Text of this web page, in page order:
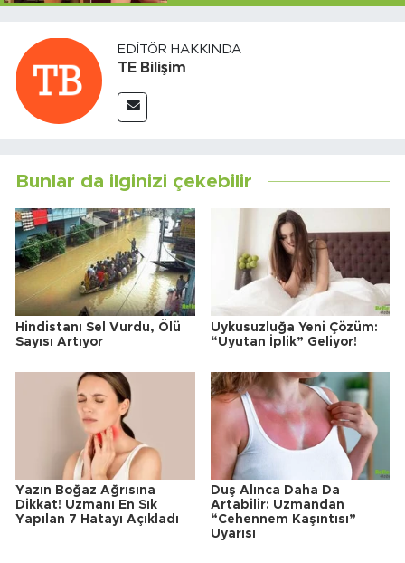
EDITÖR HAKKINDA
TE Bilişim
Bunlar da ilginizi çekebilir
Hindistanı Sel Vurdu, Ölü
Sayısı Artıyor
Uykusuzluğa Yeni Çözüm:
“Uyutan İplik” Geliyor!
Yazın Boğaz Ağrısına
Dikkat! Uzmanı En Sık
Yapılan 7 Hatayı Açıkladı
Duş Alınca Daha Da
Artabilir: Uzmandan
“Cehennem Kaşıntısı”
Uyarısı